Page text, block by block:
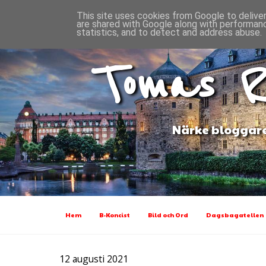
Tomas
Närke
Hem B-Koncist Bild och Ord Dagsbagatellen
12 augusti 2021
This site uses cookies from Google to
are shared with Google along with
statistics, and to detect and address abuse.